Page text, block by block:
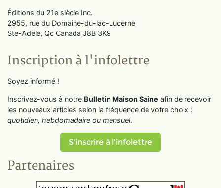
Éditions du 21e siècle Inc.
2955, rue du Domaine-du-lac-Lucerne
Ste-Adèle, Qc Canada J8B 3K9
Inscription à l'infolettre
Soyez informé !
Inscrivez-vous à notre Bulletin Maison Saine afin de recevoir
les nouveaux articles selon la fréquence de votre choix :
quotidien, hebdomadaire ou mensuel.
S'inscrire à l'infolettre
Partenaires